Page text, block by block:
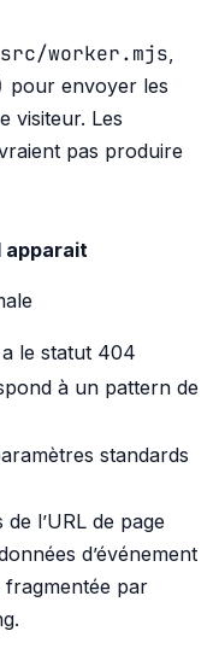
src/worker.mjs,
pour envoyer les
visiteur. Les
pas produire
apparait
le statut 404
à un pattern de
standards
l’URL de page
d’événement
fragmentée par